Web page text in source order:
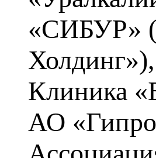
«СИБУР»
Клиника
АО